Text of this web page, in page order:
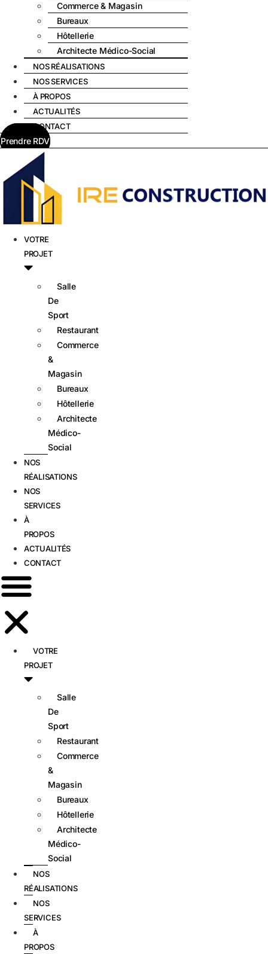
Commerce & Magasin
Bureaux
Hôtellerie
Architecte Médico-Social
NOS RÉALISATIONS
NOS SERVICES
À PROPOS
ACTUALITÉS
CONTACT
Prendre RDV
VOTRE
PROJET
Salle
De
Sport
Restaurant
Commerce
&
Magasin
Bureaux
Hôtellerie
Architecte
Médico-
Social
NOS
RÉALISATIONS
NOS
SERVICES
À
PROPOS
ACTUALITÉS
CONTACT
VOTRE
PROJET
Salle
De
Sport
Restaurant
Commerce
&
Magasin
Bureaux
Hôtellerie
Architecte
Médico-
Social
NOS
RÉALISATIONS
NOS
SERVICES
À
PROPOS